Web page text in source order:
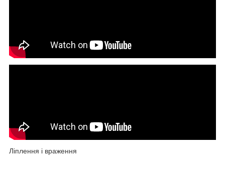
Ліплення і враження